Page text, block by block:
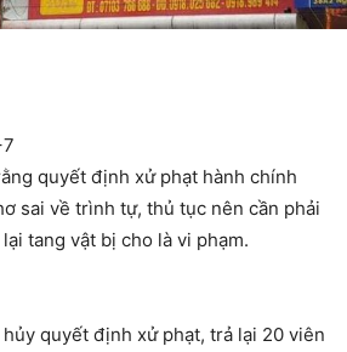
quyết định xử phạt hành chính
sai về trình tự, thủ tục nên cần phải
tang vật bị cho là vi phạm.
hủy quyết định xử phạt, trả lại 20 viên